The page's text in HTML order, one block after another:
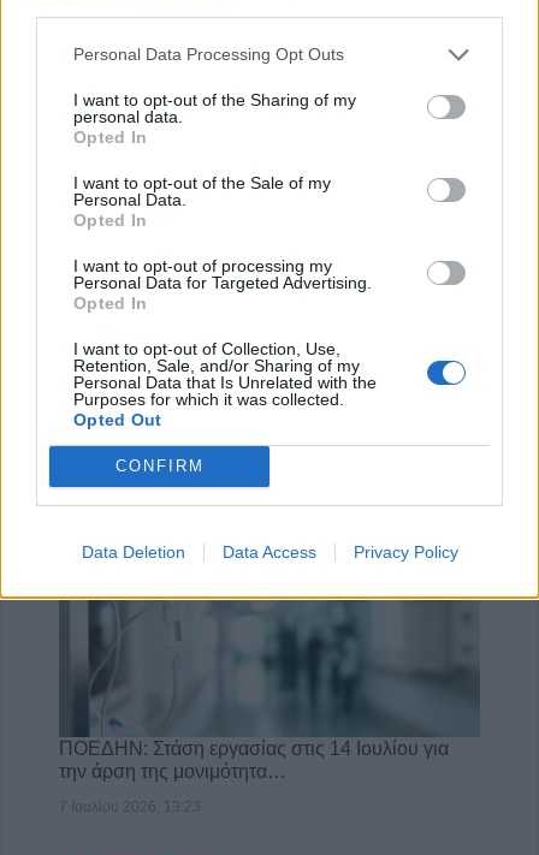
Personal Data Processing Opt Outs
I want to opt-out of the Sharing of my
personal data.
Opted In
I want to opt-out of the Sale of my
Personal Data.
Opted In
I want to opt-out of processing my
Personal Data for Targeted Advertising.
Opted In
I want to opt-out of Collection, Use,
Retention, Sale, and/or Sharing of my
Personal Data that Is Unrelated with the
Purposes for which it was collected.
Opted Out
CONFIRM
Data Deletion Data Access Privacy Policy
Αποχώρηση του Μπάμπη Πούλιου από τη θέση
του Αντιδημάρχου Αργιθέ…
20 Ιουλίου 2026, 11:29
ΠΟΕΔΗΝ: Στάση εργασίας στις 14 Ιουλίου για
την άρση της μονιμότητα…
7 Ιουλίου 2026, 13:23